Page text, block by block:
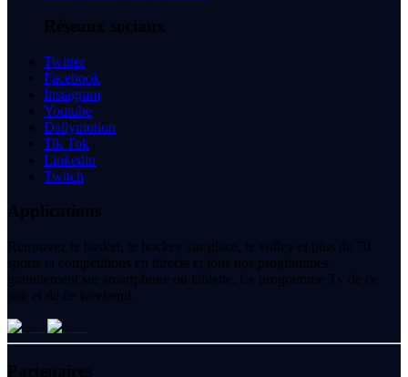
Réseaux sociaux
Twitter
Facebook
Instagram
Youtube
Dailymotion
Tik Tok
Linkedin
Twitch
Applications
Retrouvez le basket, le hockey sur glace, le volley et plus de 70
sports et compétitions en directs et tous nos programmes
gratuitement sur smartphone ou tablette. Le programme Tv de ce
soir et de ce weekend.
Partenaires